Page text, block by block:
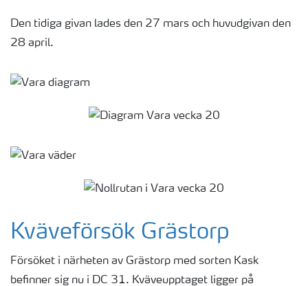
Den tidiga givan lades den 27 mars och huvudgivan den
28 april.
Kväveförsök Grästorp
Försöket i närheten av Grästorp med sorten Kask
befinner sig nu i DC 31. Kväveupptaget ligger på